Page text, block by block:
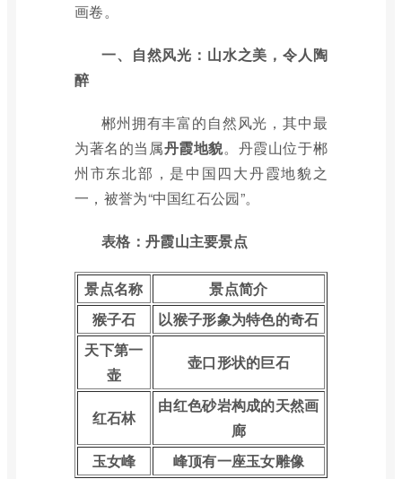
画卷。
一、自然风光：山水之美，令人陶
醉
郴州拥有丰富的自然风光，其中最
为著名的当属丹霞地貌。丹霞山位于郴
州市东北部，是中国四大丹霞地貌之
一，被誉为“中国红石公园”。
表格：丹霞山主要景点
景点名称
景点简介
猴子石
以猴子形象为特色的奇石
天下第一
壶
壶口形状的巨石
红石林
由红色砂岩构成的天然画
廊
玉女峰
峰顶有一座玉女雕像